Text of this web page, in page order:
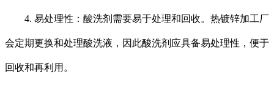
4. 易处理性：酸洗剂需要易于处理和回收。热镀锌加工厂
会定期更换和处理酸洗液，因此酸洗剂应具备易处理性，便于
回收和再利用。